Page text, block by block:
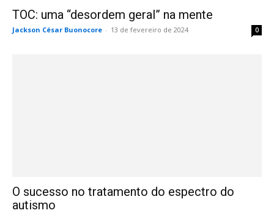
TOC: uma “desordem geral” na mente
Jackson César Buonocore - 13 de fevereiro de 2024 0
O sucesso no tratamento do espectro do
autismo